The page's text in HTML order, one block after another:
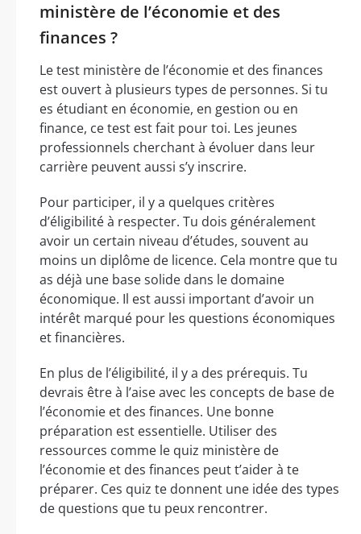
ministère de l’économie et des
finances ?
Le test ministère de l’économie et des finances
est ouvert à plusieurs types de personnes. Si tu
es étudiant en économie, en gestion ou en
finance, ce test est fait pour toi. Les jeunes
professionnels cherchant à évoluer dans leur
carrière peuvent aussi s’y inscrire.
Pour participer, il y a quelques critères
d’éligibilité à respecter. Tu dois généralement
avoir un certain niveau d’études, souvent au
moins un diplôme de licence. Cela montre que tu
as déjà une base solide dans le domaine
économique. Il est aussi important d’avoir un
intérêt marqué pour les questions économiques
et financières.
En plus de l’éligibilité, il y a des prérequis. Tu
devrais être à l’aise avec les concepts de base de
l’économie et des finances. Une bonne
préparation est essentielle. Utiliser des
ressources comme le quiz ministère de
l’économie et des finances peut t’aider à te
préparer. Ces quiz te donnent une idée des types
de questions que tu peux rencontrer.